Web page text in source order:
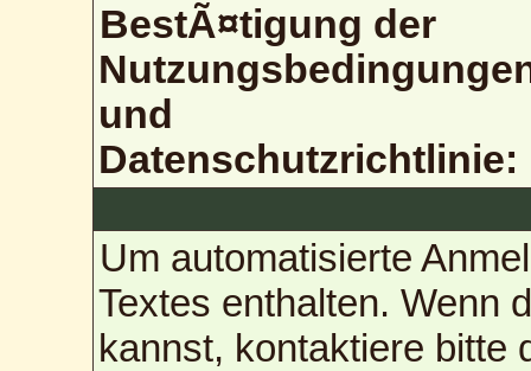
BestÃ¤tigung der
und
Datenschutzrichtlinie:
Um automatisierte
Textes enthalten. Wenn
kannst, kontaktiere bitte